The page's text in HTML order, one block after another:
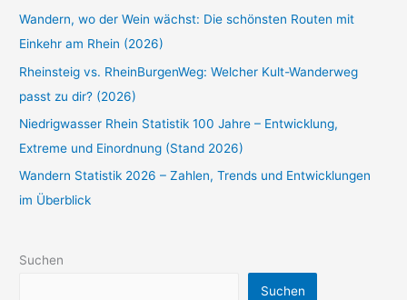
Wandern, wo der Wein wächst: Die schönsten Routen mit
Einkehr am Rhein (2026)
Rheinsteig vs. RheinBurgenWeg: Welcher Kult-Wanderweg
passt zu dir? (2026)
Niedrigwasser Rhein Statistik 100 Jahre – Entwicklung,
Extreme und Einordnung (Stand 2026)
Wandern Statistik 2026 – Zahlen, Trends und Entwicklungen
im Überblick
Suchen
Suchen